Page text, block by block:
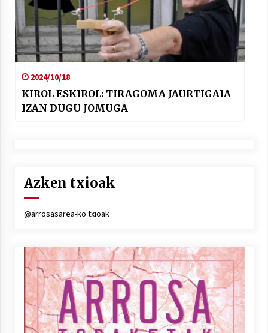
2024/10/18
KIROL ESKIROL: TIRAGOMA JAURTIGAIA
IZAN DUGU JOMUGA
Azken txioak
@arrosasarea-ko txioak